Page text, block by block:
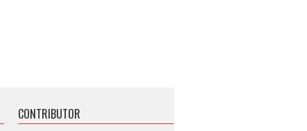
CONTRIBUTOR